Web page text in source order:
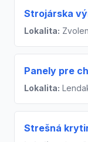
Strojárska
Lokalita: Zvolen
Panely pre
Lokalita:
Strešná